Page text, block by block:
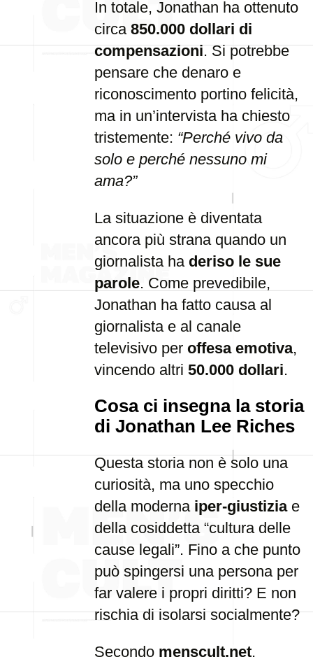
In totale, Jonathan ha ottenuto
circa 850.000 dollari di
compensazioni. Si potrebbe
pensare che denaro e
riconoscimento portino felicità,
ma in un’intervista ha chiesto
tristemente: “Perché vivo da
solo e perché nessuno mi
ama?”
La situazione è diventata
ancora più strana quando un
giornalista ha deriso le sue
parole. Come prevedibile,
Jonathan ha fatto causa al
giornalista e al canale
televisivo per offesa emotiva,
vincendo altri 50.000 dollari.
Cosa ci insegna la storia
di Jonathan Lee Riches
Questa storia non è solo una
curiosità, ma uno specchio
della moderna iper-giustiziae
della cosiddetta “cultura delle
cause legali”. Fino a che punto
può spingersi una persona per
far valere i propri diritti? E non
rischia di isolarsi socialmente?
Secondo menscult.net,